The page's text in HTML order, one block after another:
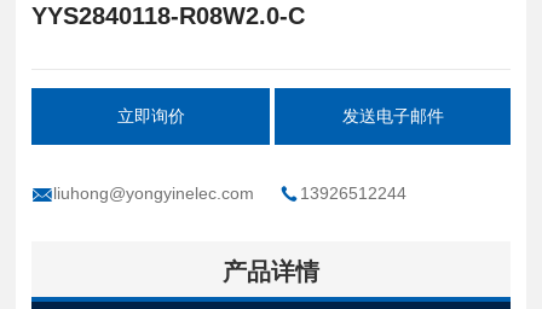
YYS2840118-R08W2.0-C
立即询价 发送电子邮件
liuhong@yongyinelec.com 13926512244
产品详情